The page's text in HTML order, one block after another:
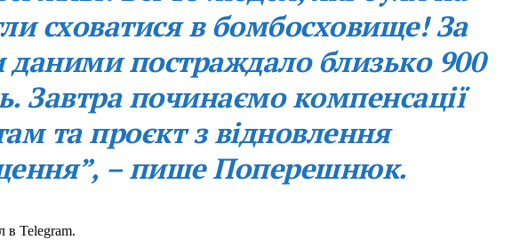
сховатися в бомбосховище! За
даними постраждало близько 900
Завтра починаємо компенсації
та проєкт з відновлення
– пише Поперешнюк.
в Telegram.